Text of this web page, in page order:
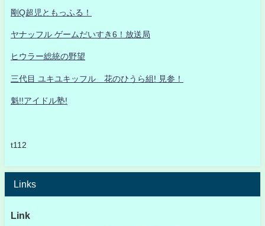
剛Q超児ともっふる！
ヤナッフル ゲームだいすき6！放送局
ヒウラー総統の野望
三代目 ユキユキッフル 花のひうら組! 見参！
魁!!アイドル塾!
t112
Links
Link